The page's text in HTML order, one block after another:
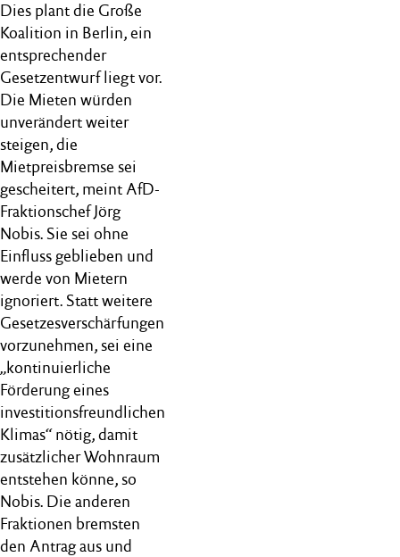
Dies plant die Große
Koalition in Berlin, ein
entsprechender
Gesetzentwurf liegt vor.
Die Mieten würden
unverändert weiter
steigen, die
Mietpreisbremse sei
gescheitert, meint AfD-
Fraktionschef Jörg
Nobis. Sie sei ohne
Einfluss geblieben und
werde von Mietern
ignoriert. Statt weitere
Gesetzesverschärfungen
vorzunehmen, sei eine
„kontinuierliche
Förderung eines
investitionsfreundlichen
Klimas“ nötig, damit
zusätzlicher Wohnraum
entstehen könne, so
Nobis. Die anderen
Fraktionen bremsten
den Antrag aus und